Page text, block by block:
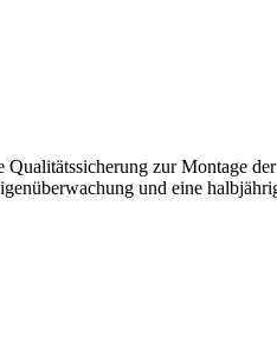
zur Montage
und eine